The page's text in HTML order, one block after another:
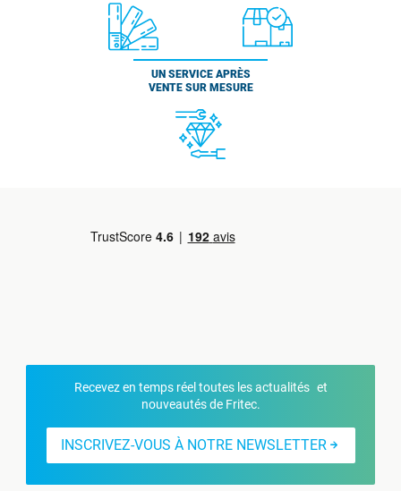
UN SERVICE APRÈS
VENTE SUR MESURE
Recevez en temps réel toutes les actualités et
nouveautés de Fritec.
INSCRIVEZ-VOUS À NOTRE NEWSLETTER